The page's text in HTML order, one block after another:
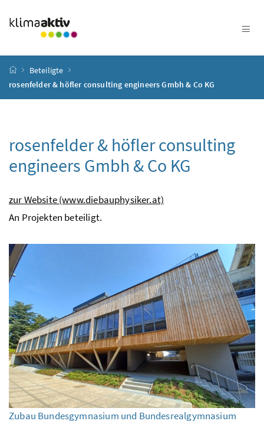
Startseite
Beteiligte
rosenfelder & höfler consulting engineers Gmbh & Co KG
rosenfelder & höfler consulting
engineers Gmbh & Co KG
zur Website (www.diebauphysiker.at)
An Projekten beteiligt.
Zubau Bundesgymnasium und Bundesrealgymnasium